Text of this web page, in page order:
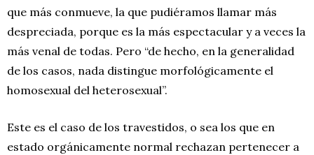
que más conmueve, la que pudiéramos llamar más
despreciada, porque es la más espectacular y a veces la
más venal de todas. Pero “de hecho, en la generalidad
de los casos, nada distingue morfológicamente el
homosexual del heterosexual”.
Este es el caso de los travestidos, o sea los que en
estado orgánicamente normal rechazan pertenecer a